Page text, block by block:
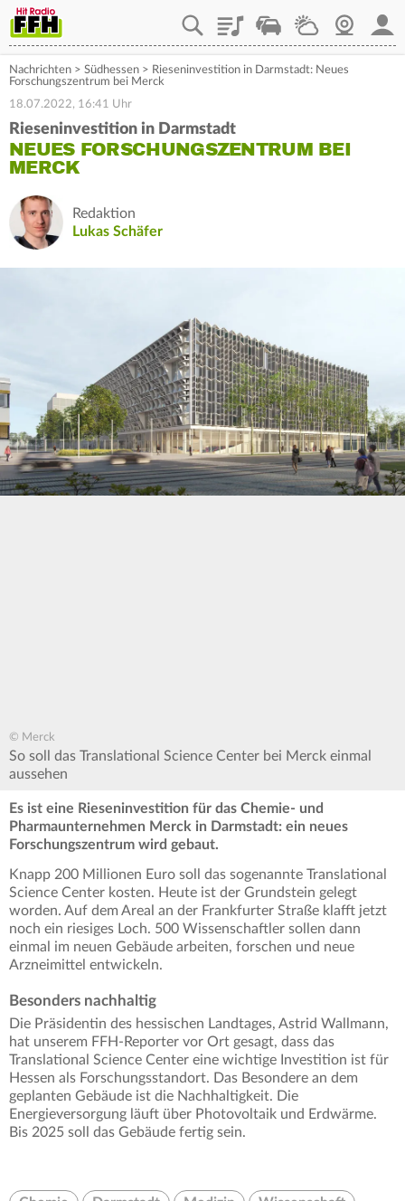
PlaylistStaupilotWetterWebcam
Nachrichten > Südhessen > Rieseninvestition in Darmstadt: Neues
Forschungszentrum bei Merck
18.07.2022, 16:41 Uhr
Rieseninvestition in Darmstadt
NEUES FORSCHUNGSZENTRUM BEI
MERCK
Redaktion
Lukas Schäfer
© Merck
So soll das Translational Science Center bei Merck einmal
aussehen
Es ist eine Rieseninvestition für das Chemie- und
Pharmaunternehmen Merck in Darmstadt: ein neues
Forschungszentrum wird gebaut.
Knapp 200 Millionen Euro soll das sogenannte Translational
Science Center kosten. Heute ist der Grundstein gelegt
worden. Auf dem Areal an der Frankfurter Straße klafft jetzt
noch ein riesiges Loch. 500 Wissenschaftler sollen dann
einmal im neuen Gebäude arbeiten, forschen und neue
Arzneimittel entwickeln.
Besonders nachhaltig
Die Präsidentin des hessischen Landtages, Astrid Wallmann,
hat unserem FFH-Reporter vor Ort gesagt, dass das
Translational Science Center eine wichtige Investition ist für
Hessen als Forschungsstandort. Das Besondere an dem
geplanten Gebäude ist die Nachhaltigkeit. Die
Energieversorgung läuft über Photovoltaik und Erdwärme.
Bis 2025 soll das Gebäude fertig sein.